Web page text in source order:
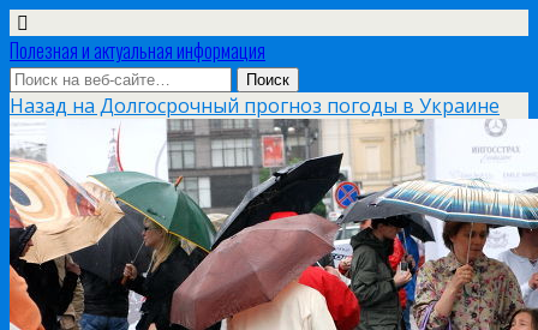
Полезная и актуальная информация
Назад на Долгосрочный прогноз погоды в Украине